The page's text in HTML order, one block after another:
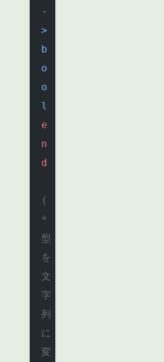
-
>
b
o
o
l
e
n
d
(
*
型
を
文
字
列
に
変